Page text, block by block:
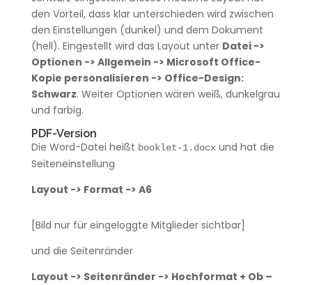
den Vorteil, dass klar unterschieden wird zwischen
den Einstellungen (dunkel) und dem Dokument
(hell). Eingestellt wird das Layout unter Datei ->
Optionen -> Allgemein -> Microsoft Office-
Kopie personalisieren -> Office-Design:
Schwarz. Weiter Optionen wären weiß, dunkelgrau
und farbig.
PDF-Version
Die Word-Datei heißt booklet-1.docxund hat die
Seiteneinstellung
Layout -> Format -> A6
[Bild nur für eingeloggte Mitglieder sichtbar]
und die Seitenränder
Layout -> Seitenränder -> Hochformat + Ob –